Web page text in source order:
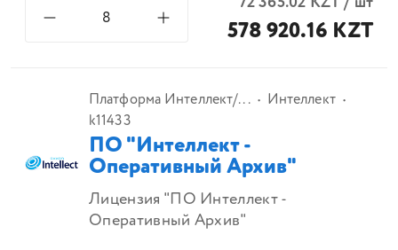
578 920.16 KZT
Платформа Интеллект/...
Интеллект
k11433
ПО "Интеллект -
Оперативный Архив"
Лицензия "ПО Интеллект -
Оперативный Архив"